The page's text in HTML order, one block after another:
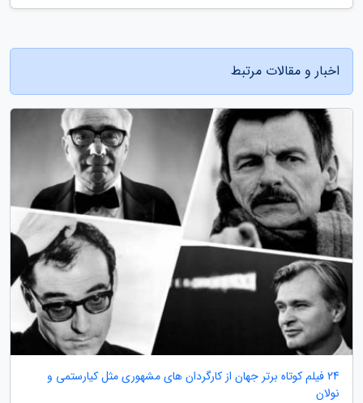
اخبار و مقالات مرتبط
24 فیلم کوتاه برتر جهان از کارگردان های مشهوری مثل کیارستمی و
نولان